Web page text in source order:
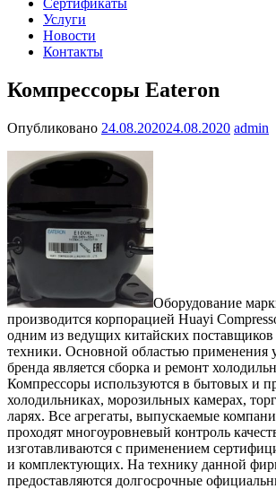
Сертификаты
Услуги
Новости
Контакты
Компрессоры Eateron
Опубликовано 24.08.202024.08.2020 admin
Оборудование
производится корпорацией Huayi
одним из ведущих китайских поставщиков
техники. Основной областью применения
бренда является сборка и ремонт
Компрессоры используются в бытовых и
холодильниках, морозильных камерах,
ларях. Все агрегаты, выпускаемые
проходят многоуровневый контроль
изготавливаются с применением
и комплектующих. На технику данной
предоставляются долгосрочные